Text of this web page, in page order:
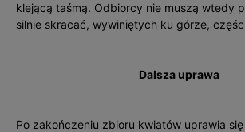
klejącą taśmą. Odbiorcy nie muszą wtedy
silnie skracać, wywiniętych ku górze,
Dalsza uprawa
Po zakończeniu zbioru kwiatów uprawia